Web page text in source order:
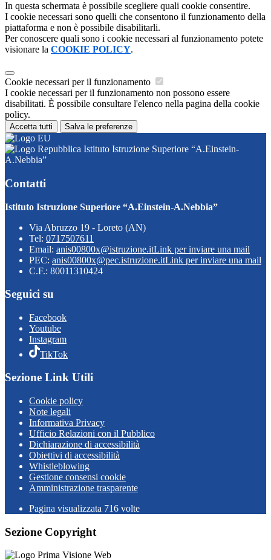
In questa schermata è possibile scegliere quali cookie consentire.
I cookie necessari sono quelli che consentono il funzionamento della
piattaforma e non è possibile disabilitarli.
Per conoscere quali sono i cookie necessari al funzionamento potete
visionare la COOKIE POLICY.
Cookie necessari per il funzionamento
I cookie necessari per il funzionamento non possono essere
disabilitati. È possibile consultare l'elenco nella pagina della cookie
policy.
Accetta tutti Salva le preferenze
Istituto Istruzione Superiore “A.Einstein-
A.Nebbia”
Contatti
Istituto Istruzione Superiore “A.Einstein-A.Nebbia”
Via Abruzzo 19 - Loreto (AN)
Tel: 0717507611
Email: anis00800x@istruzione.itLink per inviare una mail
PEC: anis00800x@pec.istruzione.itLink per inviare una mail
C.F.: 80011310424
Seguici su
Facebook
Youtube
Instagram
TikTok
Sezione Link Utili
Cookie policy
Note legali
Informativa Privacy
Ufficio Relazioni con il Pubblico
Dichiarazione di accessibilità
Obiettivi di accessibilità
Whistleblowing
Gestione consensi cookie
Amministrazione trasparente
Pagina visualizzata 716 volte
Sezione Copyright